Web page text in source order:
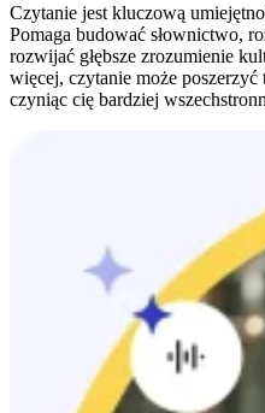
Czytanie jest kluczową
Pomaga budować słownictwo,
rozwijać głębsze zrozumienie
więcej, czytanie może
czyniąc cię bardziej